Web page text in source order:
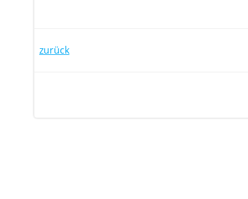
Post
zurück